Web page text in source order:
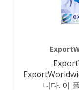
니다. 이